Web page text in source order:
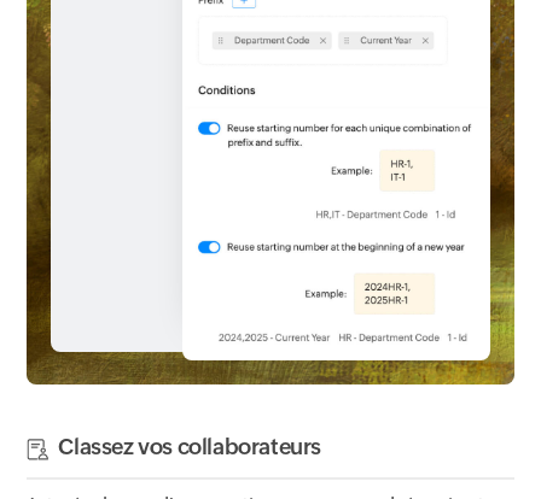
Classez vos collaborateurs